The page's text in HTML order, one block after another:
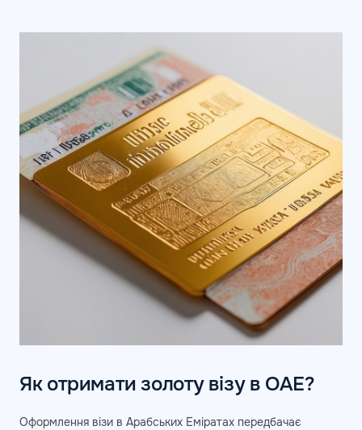
Як отримати золоту візу в ОАЕ?
Оформлення візи в Арабських Еміратах передбачає